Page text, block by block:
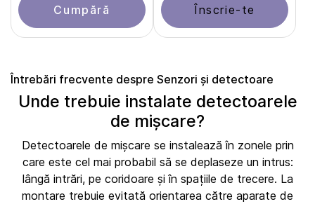
Cumpără Înscrie-te
Întrebări frecvente despre Senzori și detectoare
Unde trebuie instalate detectoarele
de mișcare?
Detectoarele de mișcare se instalează în zonele prin
care este cel mai probabil să se deplaseze un intrus:
lângă intrări, pe coridoare și în spațiile de trecere. La
montare trebuie evitată orientarea către aparate de